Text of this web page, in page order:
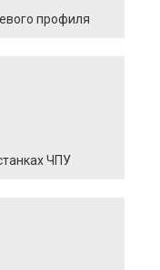
профиля
ЧПУ